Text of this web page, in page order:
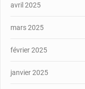
avril 2025
mars 2025
février 2025
janvier 2025